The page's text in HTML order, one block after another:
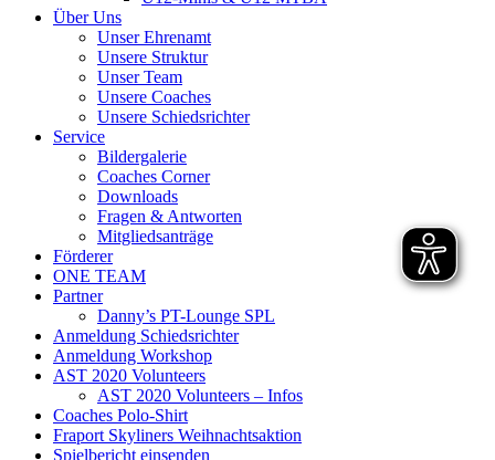
Über Uns
Unser Ehrenamt
Unsere Struktur
Unser Team
Unsere Coaches
Unsere Schiedsrichter
Service
Bildergalerie
Coaches Corner
Downloads
Fragen & Antworten
Mitgliedsanträge
Förderer
ONE TEAM
Partner
Danny’s PT-Lounge SPL
Anmeldung Schiedsrichter
Anmeldung Workshop
AST 2020 Volunteers
AST 2020 Volunteers – Infos
Coaches Polo-Shirt
Fraport Skyliners Weihnachtsaktion
Spielbericht einsenden